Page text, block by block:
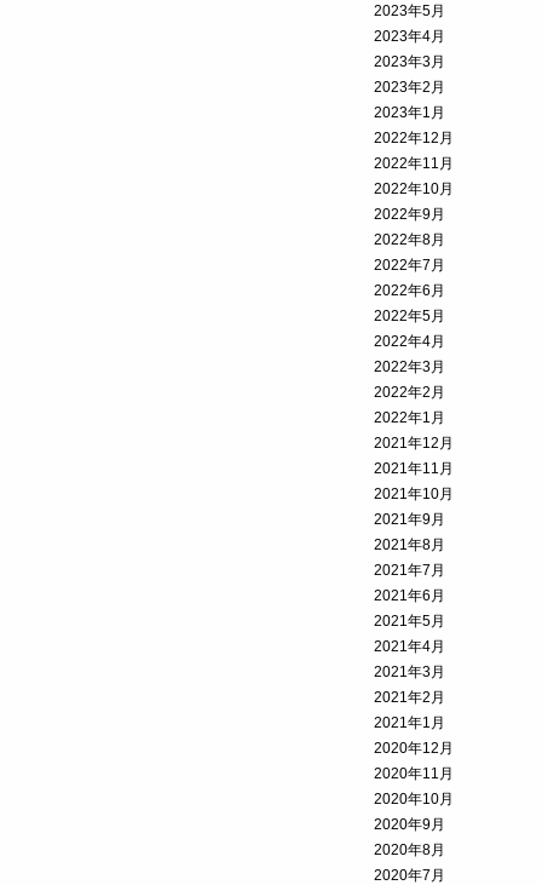
2023年5月
2023年4月
2023年3月
2023年2月
2023年1月
2022年12月
2022年11月
2022年10月
2022年9月
2022年8月
2022年7月
2022年6月
2022年5月
2022年4月
2022年3月
2022年2月
2022年1月
2021年12月
2021年11月
2021年10月
2021年9月
2021年8月
2021年7月
2021年6月
2021年5月
2021年4月
2021年3月
2021年2月
2021年1月
2020年12月
2020年11月
2020年10月
2020年9月
2020年8月
2020年7月